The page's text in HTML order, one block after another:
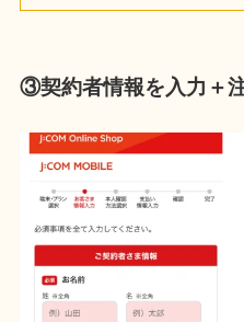
③契約者情報を入力＋